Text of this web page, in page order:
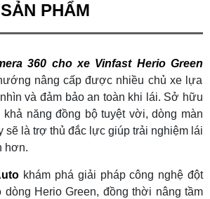
PHẨM
360 cho xe Vinfast Herio Green
nâng cấp được nhiều chủ xe lựa
và đảm bảo an toàn khi lái. Sở hữu
năng đồng bộ tuyệt vời, dòng màn
sẽ là trợ thủ đắc lực giúp trải nghiệm lái
hơn.
khám phá giải pháp công nghệ đột
dòng Herio Green, đồng thời nâng tầm